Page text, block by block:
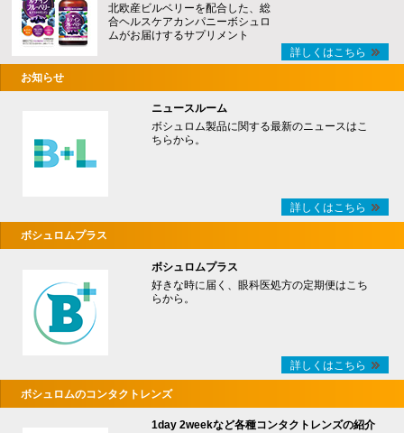
北欧産ビルベリーを配合した、総
合ヘルスケアカンパニーボシュロ
ムがお届けするサプリメント
詳しくはこちら
お知らせ
ニュースルーム
ボシュロム製品に関する最新のニュースはこ
ちらから。
詳しくはこちら
ボシュロムプラス
ボシュロムプラス
好きな時に届く、眼科医処方の定期便はこち
らから。
詳しくはこちら
ボシュロムのコンタクトレンズ
1day 2weekなど各種コンタクトレンズの紹介